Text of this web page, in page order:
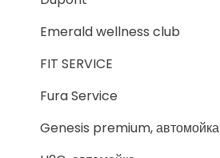
Emerald wellness club
FIT SERVICE
Fura Service
Genesis premium, автомойка